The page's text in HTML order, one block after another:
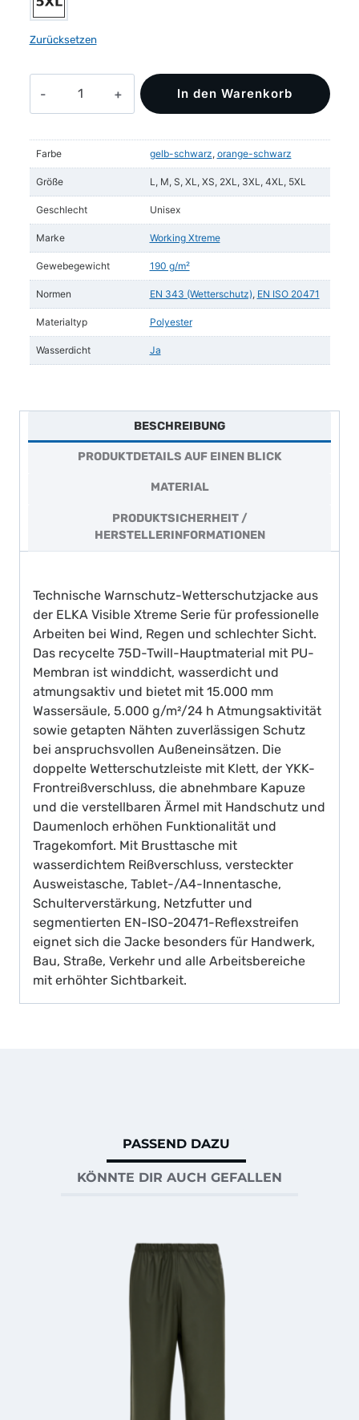
Zurücksetzen
Jacke
Menge
In den Warenkorb
Farbe gelb-schwarz, orange-schwarz
Größe L, M, S, XL, XS, 2XL, 3XL, 4XL, 5XL
Geschlecht Unisex
Marke Working Xtreme
Gewebegewicht 190 g/m²
Normen EN 343 (Wetterschutz), EN ISO 20471
Materialtyp Polyester
Wasserdicht Ja
BESCHREIBUNG
PRODUKTDETAILS AUF EINEN BLICK
MATERIAL
PRODUKTSICHERHEIT /
HERSTELLERINFORMATIONEN
Technische Warnschutz-Wetterschutzjacke aus
der ELKA Visible Xtreme Serie für professionelle
Arbeiten bei Wind, Regen und schlechter Sicht.
Das recycelte 75D-Twill-Hauptmaterial mit PU-
Membran ist winddicht, wasserdicht und
atmungsaktiv und bietet mit 15.000 mm
Wassersäule, 5.000 g/m²/24 h Atmungsaktivität
sowie getapten Nähten zuverlässigen Schutz
bei anspruchsvollen Außeneinsätzen. Die
doppelte Wetterschutzleiste mit Klett, der YKK-
Frontreißverschluss, die abnehmbare Kapuze
und die verstellbaren Ärmel mit Handschutz und
Daumenloch erhöhen Funktionalität und
Tragekomfort. Mit Brusttasche mit
wasserdichtem Reißverschluss, versteckter
Ausweistasche, Tablet-/A4-Innentasche,
Schulterverstärkung, Netzfutter und
segmentierten EN-ISO-20471-Reflexstreifen
eignet sich die Jacke besonders für Handwerk,
Bau, Straße, Verkehr und alle Arbeitsbereiche
mit erhöhter Sichtbarkeit.
PASSEND DAZU
KÖNNTE DIR AUCH GEFALLEN